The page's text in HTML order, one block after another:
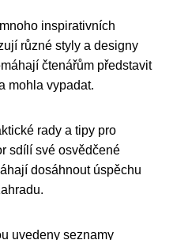
inspirativních
různé styly a designy
čtenářům představit
mohla vypadat.
rady a tipy pro
sdílí své osvědčené
dosáhnout úspěchu
uvedeny seznamy